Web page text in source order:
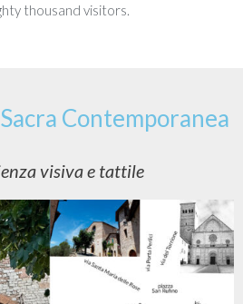
thousand visitors.
Contemporanea
visiva e tattile